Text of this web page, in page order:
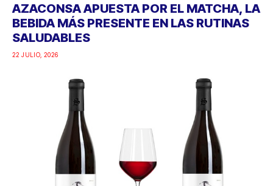
AZACONSA APUESTA POR EL MATCHA, LA
BEBIDA MÁS PRESENTE EN LAS RUTINAS
SALUDABLES
22 JULIO, 2026